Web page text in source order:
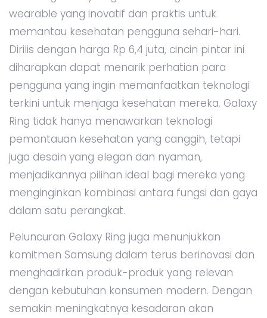
wearable yang inovatif dan praktis untuk
memantau kesehatan pengguna sehari-hari.
Dirilis dengan harga Rp 6,4 juta, cincin pintar ini
diharapkan dapat menarik perhatian para
pengguna yang ingin memanfaatkan teknologi
terkini untuk menjaga kesehatan mereka. Galaxy
Ring tidak hanya menawarkan teknologi
pemantauan kesehatan yang canggih, tetapi
juga desain yang elegan dan nyaman,
menjadikannya pilihan ideal bagi mereka yang
menginginkan kombinasi antara fungsi dan gaya
dalam satu perangkat.
Peluncuran Galaxy Ring juga menunjukkan
komitmen Samsung dalam terus berinovasi dan
menghadirkan produk-produk yang relevan
dengan kebutuhan konsumen modern. Dengan
semakin meningkatnya kesadaran akan